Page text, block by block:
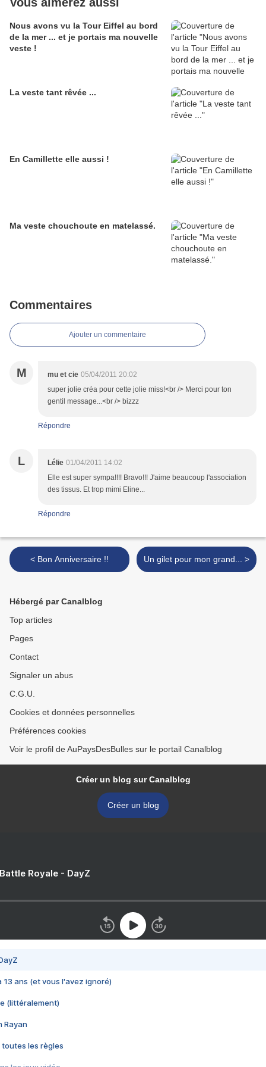
Nous avons vu la Tour Eiffel au bord
de la mer ... et je portais ma nouvelle
veste !
La veste tant rêvée ...
En Camillette elle aussi !
Ma veste chouchoute en matelassé.
Commentaires
Ajouter un commentaire
M mu et cie 05/04/2011 20:02
super jolie créa pour cette jolie miss!<br /> Merci pour ton
gentil message...<br /> bizzz
Répondre
L Lélie 01/04/2011 14:02
Elle est super sympa!!!! Bravo!!! J'aime beaucoup l'association
des tissus. Et trop mimi Eline...
Répondre
< Bon Anniversaire !! Un gilet pour mon grand... >
Hébergé par Canalblog
Top articles
Pages
Contact
Signaler un abus
C.G.U.
Cookies et données personnelles
Préférences cookies
Voir le profil de AuPaysDesBulles sur le portail Canalblog
Créer un blog sur Canalblog
Créer un blog
Royale - DayZ
13 ans (et vous l'avez ignoré)
(littéralement)
Rayan
toutes les règles